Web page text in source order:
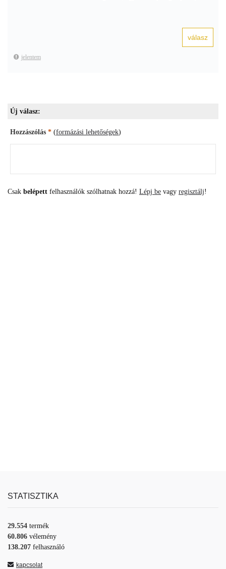
jelentem
Új válasz:
Hozzászólás * (formázási lehetőségek)
Csak belépett felhasználók szólhatnak hozzá! Lépj be vagy regisztálj!
STATISZTIKA
29.554 termék
60.806 vélemény
138.207 felhasználó
kapcsolat